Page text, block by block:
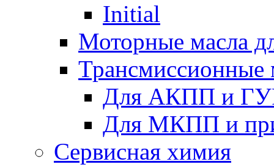
Initial
Моторные масла
Трансмиссионные
Для АКПП и
Для МКПП и
Сервисная химия